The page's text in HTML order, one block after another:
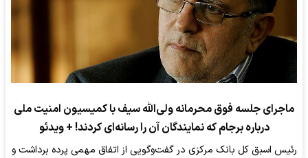
ماجرای جلسه فوق محرمانه ولی‌الله سیف با کمیسیون امنیت ملی
درباره برجام که نمایندگان آن را رسانه‌ای کردند! + ویدئو
رئیس اسبق کل بانک مرکزی در گفت‌وگویی از اتفاق مهمی پرده برداشت و